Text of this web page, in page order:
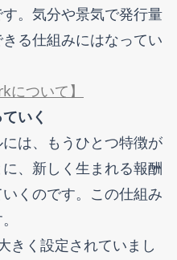
。気分や景気で発行量
る仕組みにはなってい
について】
いく
は、もうひとつ特徴が
、新しく生まれる報酬
くのです。この仕組み
きく設定されていまし